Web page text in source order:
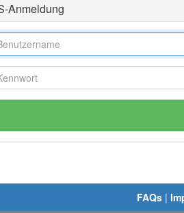
Anmeldung
FAQs |